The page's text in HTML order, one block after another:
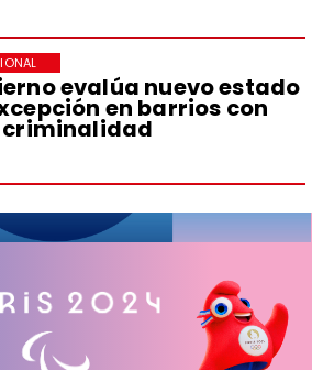
evalúa nuevo estado
en barrios con